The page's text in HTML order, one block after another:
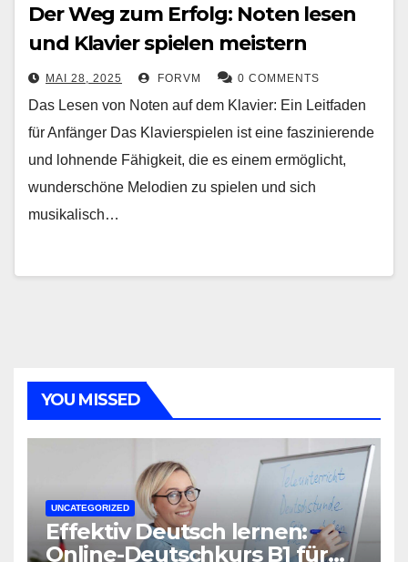
Der Weg zum Erfolg: Noten lesen
und Klavier spielen meistern
MAI 28, 2025 FORVM 0 COMMENTS
Das Lesen von Noten auf dem Klavier: Ein Leitfaden
für Anfänger Das Klavierspielen ist eine faszinierende
und lohnende Fähigkeit, die es einem ermöglicht,
wunderschöne Melodien zu spielen und sich
musikalisch…
YOU MISSED
UNCATEGORIZED
Effektiv Deutsch lernen:
Online-Deutschkurs B1 für